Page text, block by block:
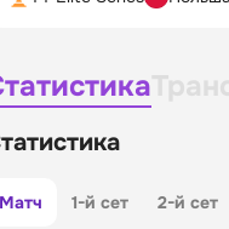
Матч 1-й сет 2-й сет